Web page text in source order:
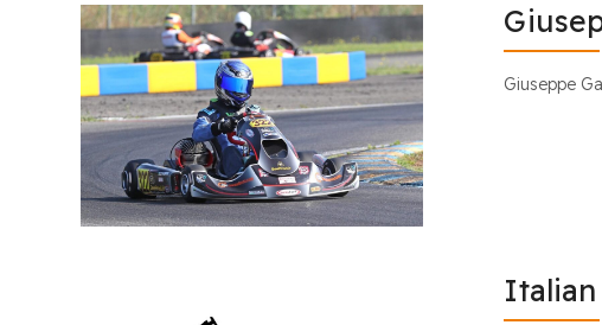
Giuseppe
Italian